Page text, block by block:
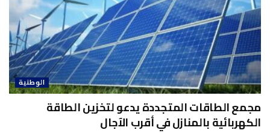
الوطنية
مجمع الطاقات المتجددة يدعو لتخزين الطاقة
الكهربائية بالمنازل في أقرب الآجال